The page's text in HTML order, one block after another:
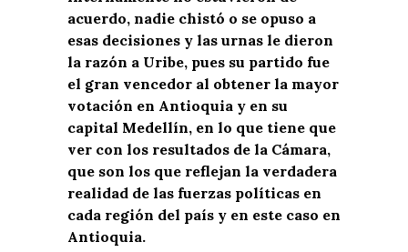
acuerdo, nadie chistó o se opuso a
esas decisiones y las urnas le dieron
la razón a Uribe, pues su partido fue
el gran vencedor al obtener la mayor
votación en Antioquia y en su
capital Medellín, en lo que tiene que
ver con los resultados de la Cámara,
que son los que reflejan la verdadera
realidad de las fuerzas políticas en
cada región del país y en este caso en
Antioquia.